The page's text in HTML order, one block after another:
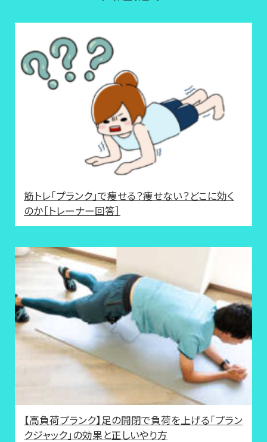
筋トレ「プランク」で痩せる？痩せない？どこに効く
のか［トレーナー回答］
【高負荷プランク】足の開閉で負荷を上げる「プラン
クジャック」の効果と正しいやり方